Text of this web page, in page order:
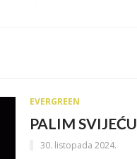
EVERGREEN
PALIM SVIJEĆU
30. listopada 2024.